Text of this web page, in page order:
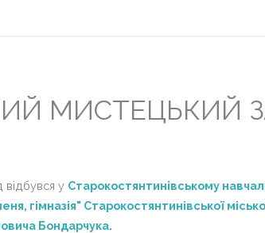
МИСТЕЦЬКИЙ
відбувся у Старокостянтинівському
гімназія" Старокостянтинівської
Бондарчука.